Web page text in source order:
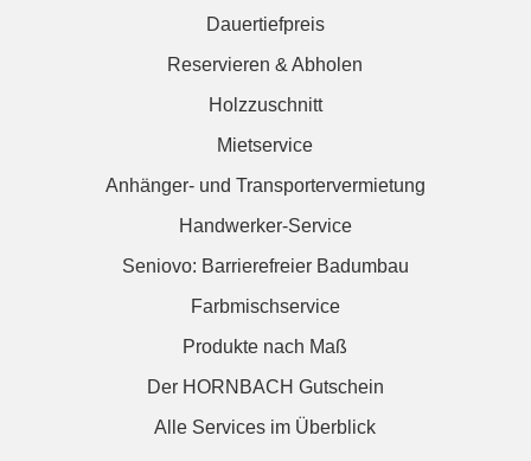
Dauertiefpreis
Reservieren & Abholen
Holzzuschnitt
Mietservice
Anhänger- und Transportervermietung
Handwerker-Service
Seniovo: Barrierefreier Badumbau
Farbmischservice
Produkte nach Maß
Der HORNBACH Gutschein
Alle Services im Überblick